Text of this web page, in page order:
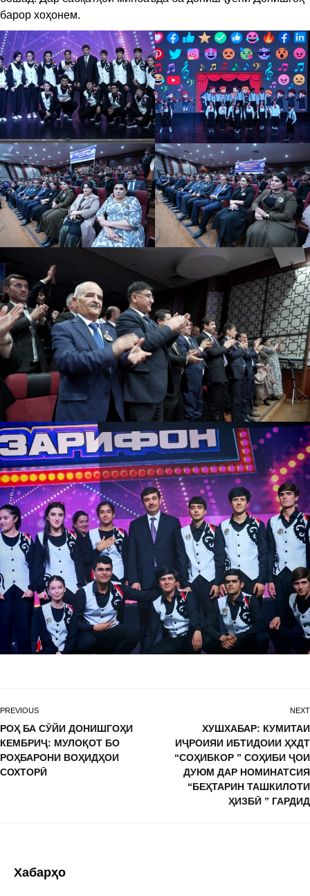
барор хоҳонем.
PREVIOUS
РОҲ БА СӮЙИ ДОНИШГОҲИ
КЕМБРИҶ: МУЛОҚОТ БО
РОҲБАРОНИ ВОҲИДҲОИ
СОХТОРӢ
NEXT
ХУШХАБАР: КУМИТАИ
ИҶРОИЯИ ИБТИДОИИ ҲХДТ
“СОҲИБКОР ” СОҲИБИ ҶОИ
ДУЮМ ДАР НОМИНАТСИЯ
“БЕҲТАРИН ТАШКИЛОТИ
ҲИЗБӢ ” ГАРДИД
Хабарҳо